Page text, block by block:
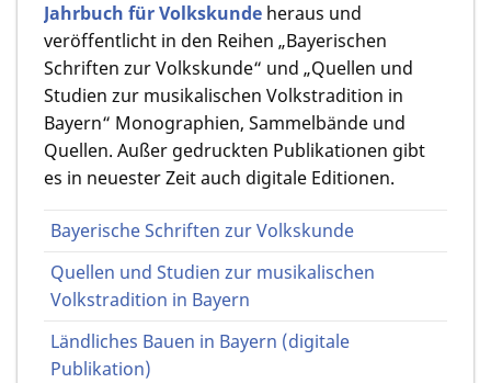
Jahrbuch für Volkskunde heraus und
veröffentlicht in den Reihen „Bayerischen
Schriften zur Volkskunde“ und „Quellen und
Studien zur musikalischen Volkstradition in
Bayern“ Monographien, Sammelbände und
Quellen. Außer gedruckten Publikationen gibt
es in neuester Zeit auch digitale Editionen. ­
Bayerische Schriften zur Volkskunde
Quellen und Studien zur musikalischen
Volkstradition in Bayern
Ländliches Bauen in Bayern (digitale
Publikation)